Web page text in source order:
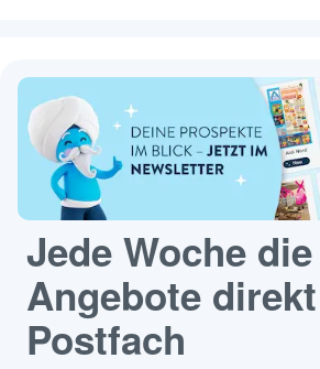
Jede Woche
Angebote
Postfach